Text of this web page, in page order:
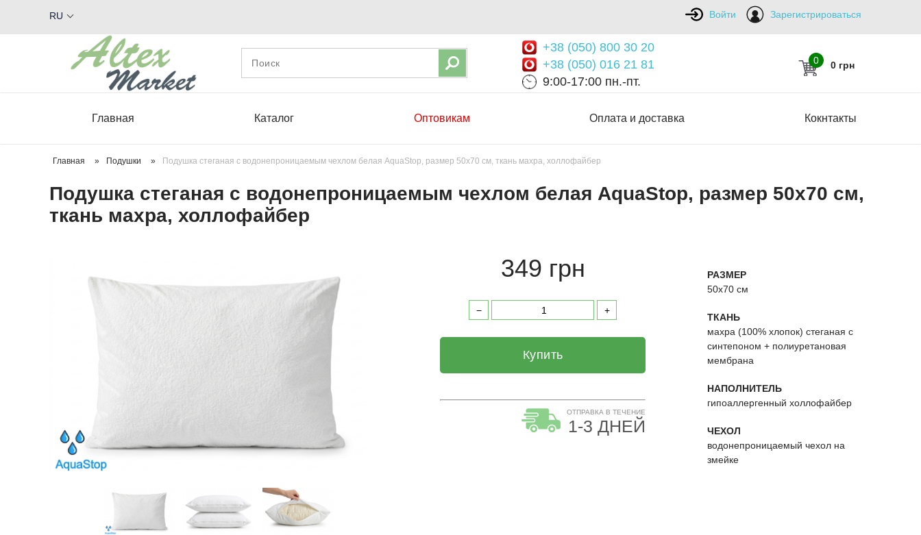
Войти Зарегистрироваться
RU
+38 (050) 800 30 20
+38 (050) 016 21 81
9:00-17:00 пн.-пт.
0 0 грн
Главная Каталог Оптовикам Оплата и доставка Кокнтакты
Главная » Подушки » Подушка стеганая с водонепроницаемым чехлом белая AquaStop, размер 50х70 см, ткань махра, холлофайбер
Подушка стеганая с водонепроницаемым чехлом белая AquaStop, размер 50х70 см,
ткань махра, холлофайбер
349 грн
Купить
ОТПРАВКА В ТЕЧЕНИЕ
1-3 ДНЕЙ
РАЗМЕР
50х70 см
ТКАНЬ
махра (100% хлопок) стеганая с
синтепоном + полиуретановая
мембрана
НАПОЛНИТЕЛЬ
гипоаллергенный холлофайбер
ЧЕХОЛ
водонепроницаемый чехол на
змейке